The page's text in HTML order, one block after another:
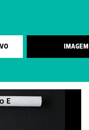
IMAGEM